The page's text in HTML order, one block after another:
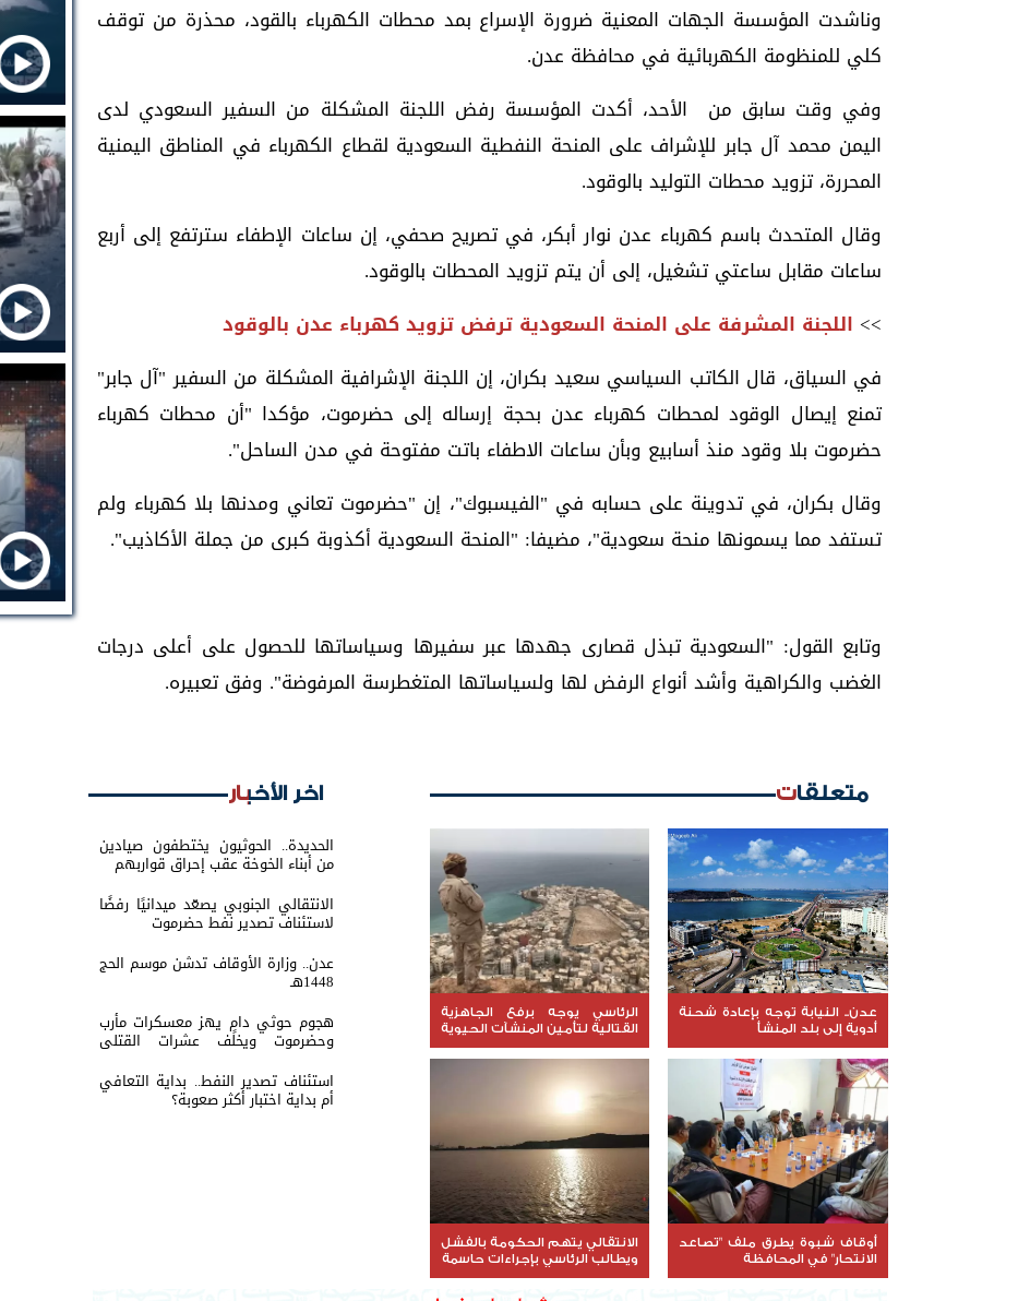
وناشدت المؤسسة الجهات المعنية ضرورة الإسراع بمد محطات الكهرباء بالقود، محذرة من توقف
كلي للمنظومة الكهربائية في محافظة عدن.
وفي وقت سابق من الأحد، أكدت المؤسسة رفض اللجنة المشكلة من السفير السعودي لدى
اليمن محمد آل جابر للإشراف على المنحة النفطية السعودية لقطاع الكهرباء في المناطق اليمنية
المحررة، تزويد محطات التوليد بالوقود.
وقال المتحدث باسم كهرباء عدن نوار أبكر، في تصريح صحفي، إن ساعات الإطفاء سترتفع إلى أربع
ساعات مقابل ساعتي تشغيل، إلى أن يتم تزويد المحطات بالوقود.
>> اللجنة المشرفة على المنحة السعودية ترفض تزويد كهرباء عدن بالوقود
في السياق، قال الكاتب السياسي سعيد بكران، إن اللجنة الإشرافية المشكلة من السفير "آل جابر"
تمنع إيصال الوقود لمحطات كهرباء عدن بحجة إرساله إلى حضرموت، مؤكدا "أن محطات كهرباء
حضرموت بلا وقود منذ أسابيع وبأن ساعات الاطفاء باتت مفتوحة في مدن الساحل".
وقال بكران، في تدوينة على حسابه في "الفيسبوك"، إن "حضرموت تعاني ومدنها بلا كهرباء ولم
تستفد مما يسمونها منحة سعودية"، مضيفا: "المنحة السعودية أكذوبة كبرى من جملة الأكاذيب".
وتابع القول: "السعودية تبذل قصارى جهدها عبر سفيرها وسياساتها للحصول على أعلى درجات
الغضب والكراهية وأشد أنواع الرفض لها ولسياساتها المتغطرسة المرفوضة". وفق تعبيره.
متعلقات
عدن.. النيابة توجه بإعادة شحنة
أدوية إلى بلد المنشأ
الرئاسي يوجه برفع الجاهزية
القتالية لتأمين المنشآت الحيوية
في ساحل حضرموت
أوقاف شبوة يطرق ملف "تصاعد
الانتحار" في المحافظة
الانتقالي يتهم الحكومة بالفشل
ويطالب الرئاسي بإجراءات حاسمة
اخر الأخبار
الحديدة.. الحوثيون يختطفون صيادين
من أبناء الخوخة عقب إحراق قواربهم
الانتقالي الجنوبي يصعّد ميدانيًا رفضًا
لاستئناف تصدير نفط حضرموت
عدن.. وزارة الأوقاف تدشن موسم الحج
1448هـ
هجوم حوثي دامٍ يهز معسكرات مأرب
وحضرموت ويخلف عشرات القتلى
استئناف تصدير النفط.. بداية التعافي
أم بداية اختبار أكثر صعوبة؟